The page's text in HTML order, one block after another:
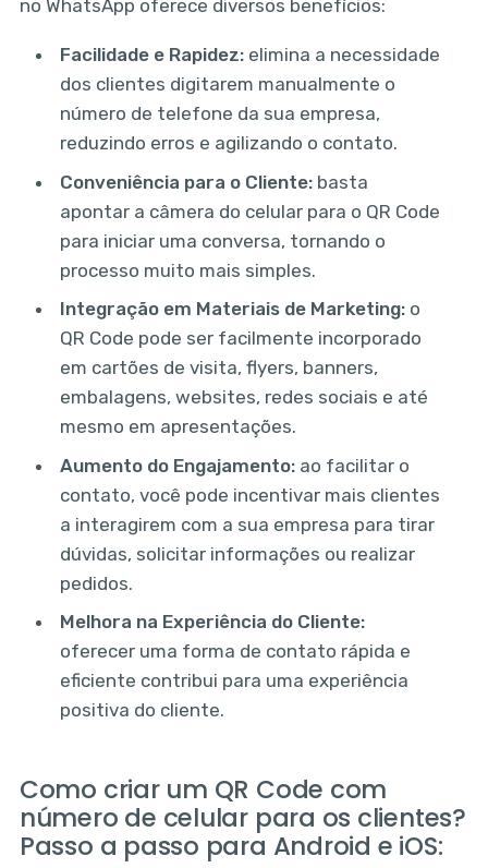
no WhatsApp oferece diversos benefícios:
Facilidade e Rapidez: elimina a necessidade
dos clientes digitarem manualmente o
número de telefone da sua empresa,
reduzindo erros e agilizando o contato.
Conveniência para o Cliente: basta
apontar a câmera do celular para o QR Code
para iniciar uma conversa, tornando o
processo muito mais simples.
Integração em Materiais de Marketing: o
QR Code pode ser facilmente incorporado
em cartões de visita, flyers, banners,
embalagens, websites, redes sociais e até
mesmo em apresentações.
Aumento do Engajamento: ao facilitar o
contato, você pode incentivar mais clientes
a interagirem com a sua empresa para tirar
dúvidas, solicitar informações ou realizar
pedidos.
Melhora na Experiência do Cliente:
oferecer uma forma de contato rápida e
eficiente contribui para uma experiência
positiva do cliente.
Como criar um QR Code com
número de celular para os clientes?
Passo a passo para Android e iOS: